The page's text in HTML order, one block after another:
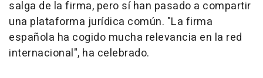
salga de la firma, pero sí han pasado a compartir
una plataforma jurídica común. "La firma
española ha cogido mucha relevancia en la red
internacional", ha celebrado.